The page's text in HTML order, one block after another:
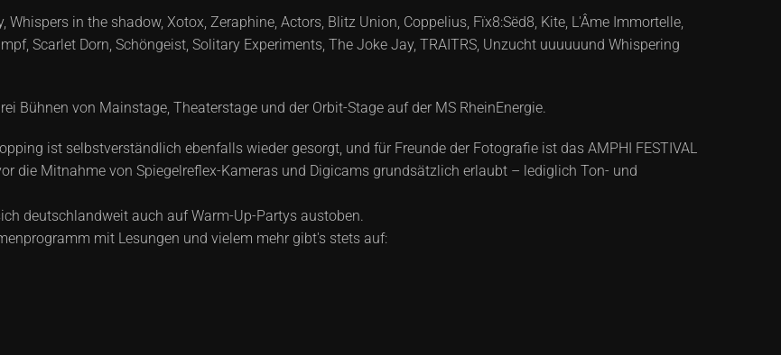
Whispers in the shadow, Xotox, Zeraphine, Actors, Blitz Union, Coppelius, Fïx8:Sëd8, Kite, L'Âme Immortelle,
Scarlet Dorn, Schöngeist, Solitary Experiments, The Joke Jay, TRAITRS, Unzucht uuuuuund Whispering
Bühnen von Mainstage, Theaterstage und der Orbit-Stage auf der MS RheinEnergie.
ist selbstverständlich ebenfalls wieder gesorgt, und für Freunde der Fotografie ist das AMPHI FESTIVAL
die Mitnahme von Spiegelreflex-Kameras und Digicams grundsätzlich erlaubt – lediglich Ton- und
deutschlandweit auch auf Warm-Up-Partys austoben.
mit Lesungen und vielem mehr gibt's stets auf: